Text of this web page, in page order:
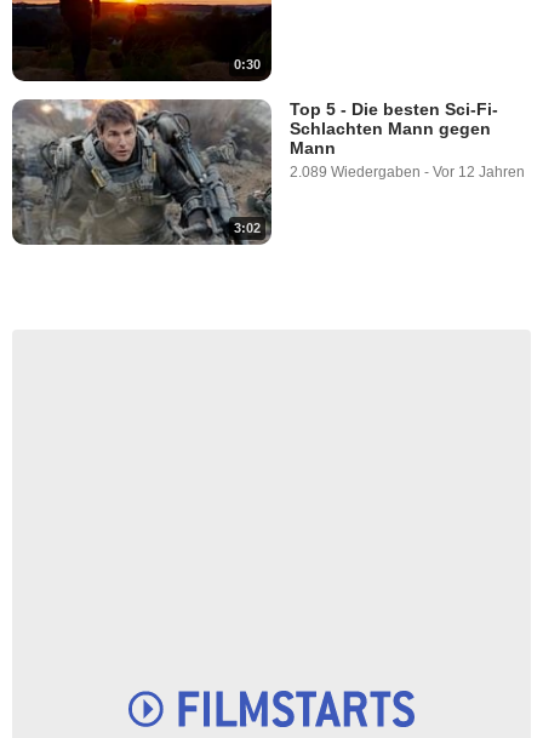
0:30
3:02
Top 5 - Die besten Sci-Fi-
Schlachten Mann gegen
Mann
2.089 Wiedergaben - Vor 12 Jahren